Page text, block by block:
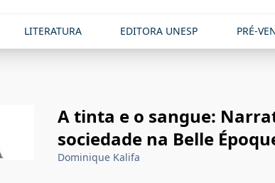
LITERATURA EDITORA UNESP PRÉ-
A tinta e o sangue:
sociedade na Belle
Dominique Kalifa